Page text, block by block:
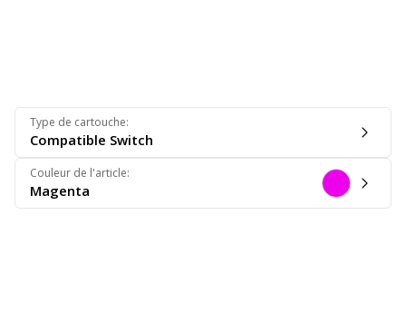
Type de cartouche:
Compatible Switch
Couleur de l'article:
Magenta